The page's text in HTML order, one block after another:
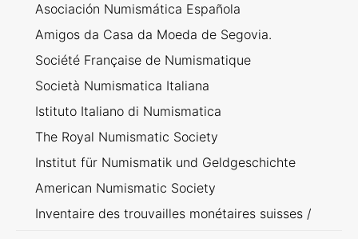
Asociación Numismática Española
Amigos da Casa da Moeda de Segovia.
Société Française de Numismatique
Società Numismatica Italiana
Istituto Italiano di Numismatica
The Royal Numismatic Society
Institut für Numismatik und Geldgeschichte
American Numismatic Society
Inventaire des trouvailles monétaires suisses /